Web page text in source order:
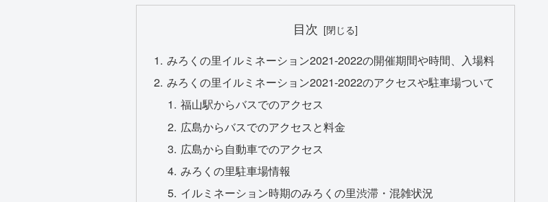
目次
みろくの里イルミネーション2021-2022の開催期間や時間、入場料
みろくの里イルミネーション2021-2022のアクセスや駐車場ついて
福山駅からバスでのアクセス
広島からバスでのアクセスと料金
広島から自動車でのアクセス
みろくの里駐車場情報
イルミネーション時期のみろくの里渋滞・混雑状況